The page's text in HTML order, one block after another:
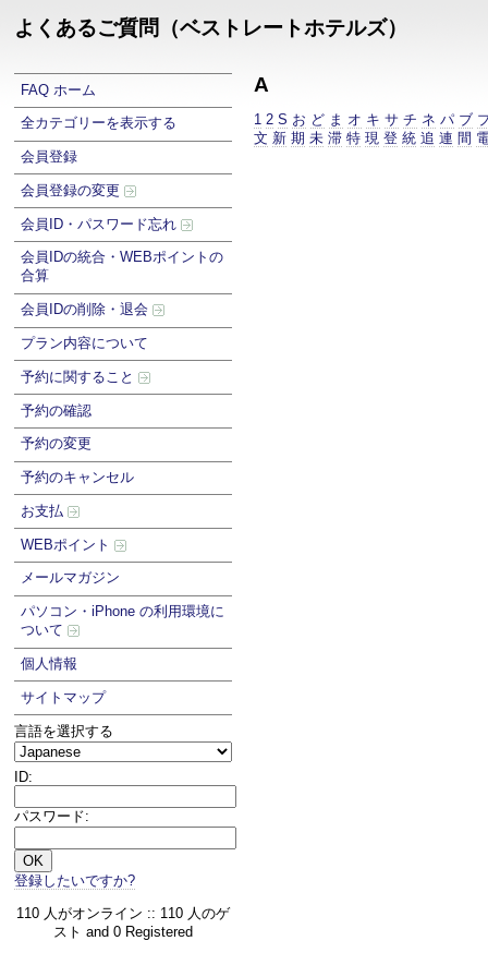
よくあるご質問（ベストレートホテルズ）
FAQ ホーム
全カテゴリーを表示する
会員登録
会員登録の変更
会員ID・パスワード忘れ
会員IDの統合・WEBポイントの
合算
会員IDの削除・退会
プラン内容について
予約に関すること
予約の確認
予約の変更
予約のキャンセル
お支払
WEBポイント
メールマガジン
パソコン・iPhone の利用環境に
ついて
個人情報
サイトマップ
言語を選択する
ID:
パスワード:
登録したいですか?
110 人がオンライン :: 110 人のゲ
スト and 0 Registered
A
1 2 S お ど ま オ キ サ チ ネ パ ブ
文 新 期 未 滞 特 現 登 統 追 連 間